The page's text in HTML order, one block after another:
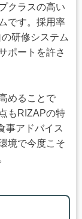
クラスの高い
です。採用率
研修システム
ポートを許さ
めることで
もRIZAPの特
事アドバイス
境で今度こそ